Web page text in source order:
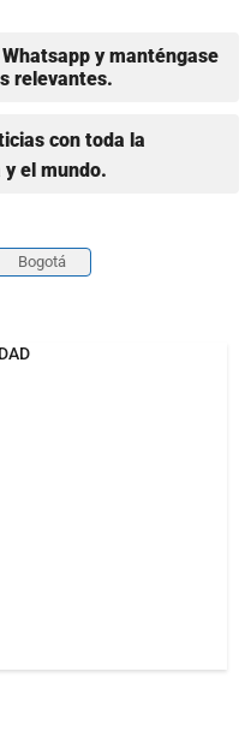
y manténgase
relevantes.
con toda la
el mundo.
Bogotá